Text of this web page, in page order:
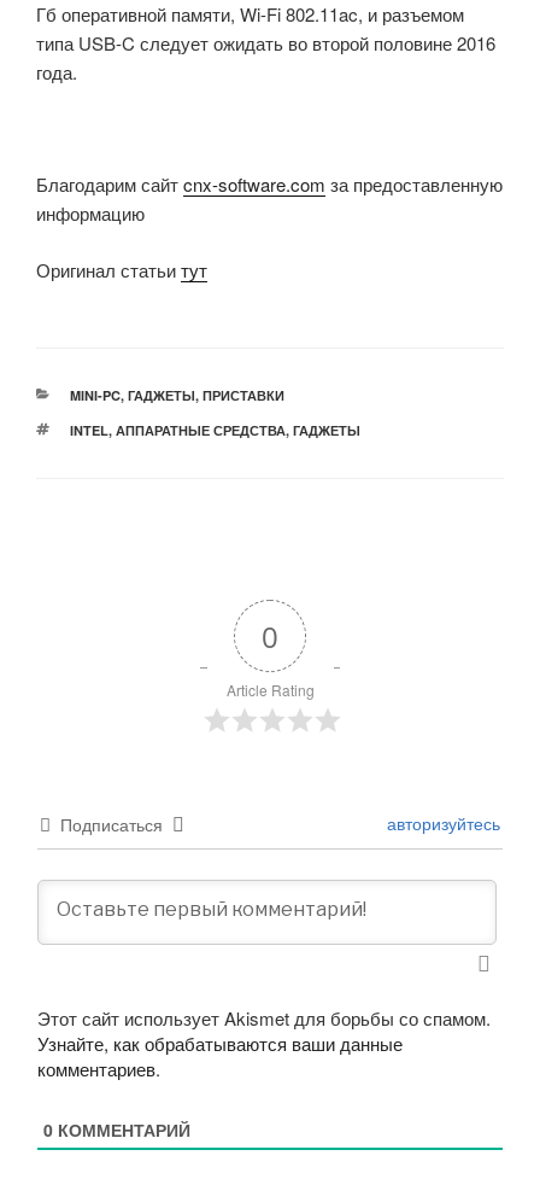
Гб оперативной памяти, Wi-Fi 802.11ac, и разъемом
типаUSB-C следует ожидать во второй половине 2016
года.
Благодарим сайтcnx-software.com за предоставленную
информацию
Оригинал статьитут
РУБРИКИ
MINI-PC, ГАДЖЕТЫ, ПРИСТАВКИ
МЕТКИ
INTEL, АППАРАТНЫЕ СРЕДСТВА, ГАДЖЕТЫ
0
Article Rating
Подписаться авторизуйтесь
Этот сайт использует Akismet для борьбы со спамом.
Узнайте, как обрабатываются ваши данные
комментариев.
0 КОММЕНТАРИЙ